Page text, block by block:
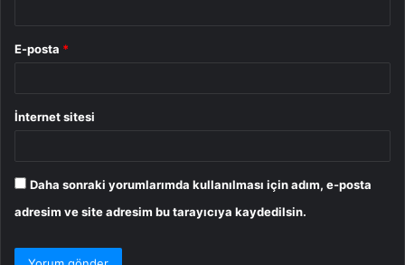
E-posta *
İnternet sitesi
Daha sonraki yorumlarımda kullanılması için adım, e-posta
adresim ve site adresim bu tarayıcıya kaydedilsin.